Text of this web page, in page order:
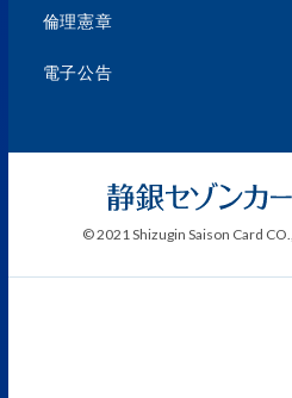
倫理憲章
電子公告
© 2021 Shizugin Saison Card